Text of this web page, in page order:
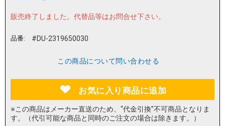
販売終了しました。 代替品等はお問合せ下さい。
品番: #DU-2319650030
この商品について問い合わせる
お気に入り商品に追加
※この商品はメーカー直送のため、“代金引換”不可商品となりま
す。（代引可能な商品と同時のご注文の場合は除きます。）